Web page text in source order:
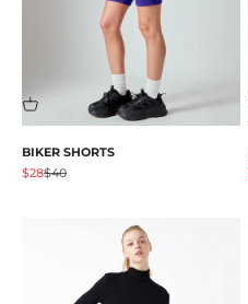
BIKER SHORTS
Prezzo scontato
$28Prezzo
$40